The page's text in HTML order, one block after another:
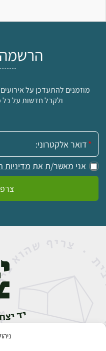
הרשמה
מוזמנים להתעדכן על
ולקבל חדשות על כל
אימייל:
אני מאשר/ת את מדיניות
אבן גבירול 14, רחביה, ירושלים